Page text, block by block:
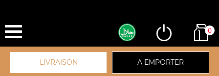
0
LIVRAISON A EMPORTER